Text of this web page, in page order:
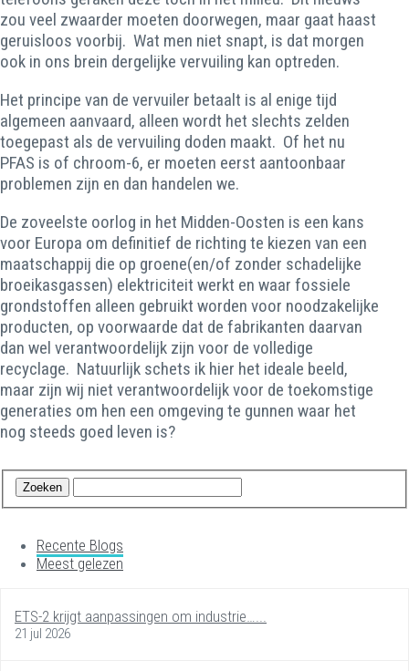
zou veel zwaarder moeten doorwegen, maar gaat haast
geruisloos voorbij. Wat men niet snapt, is dat morgen
ook in ons brein dergelijke vervuiling kan optreden.
Het principe van de vervuiler betaalt is al enige tijd
algemeen aanvaard, alleen wordt het slechts zelden
toegepast als de vervuiling doden maakt. Of het nu
PFAS is of chroom-6, er moeten eerst aantoonbaar
problemen zijn en dan handelen we.
De zoveelste oorlog in het Midden-Oosten is een kans
voor Europa om definitief de richting te kiezen van een
maatschappij die op groene(en/of zonder schadelijke
broeikasgassen) elektriciteit werkt en waar fossiele
grondstoffen alleen gebruikt worden voor noodzakelijke
producten, op voorwaarde dat de fabrikanten daarvan
dan wel verantwoordelijk zijn voor de volledige
recyclage. Natuurlijk schets ik hier het ideale beeld,
maar zijn wij niet verantwoordelijk voor de toekomstige
generaties om hen een omgeving te gunnen waar het
nog steeds goed leven is?
Recente Blogs
Meest gelezen
ETS-2 krijgt aanpassingen om industrie…...
21 jul 2026